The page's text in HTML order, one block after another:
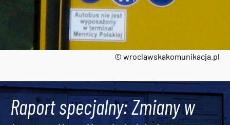
© wroclawskakomunikacja.pl
Raport specjalny: Zmiany w